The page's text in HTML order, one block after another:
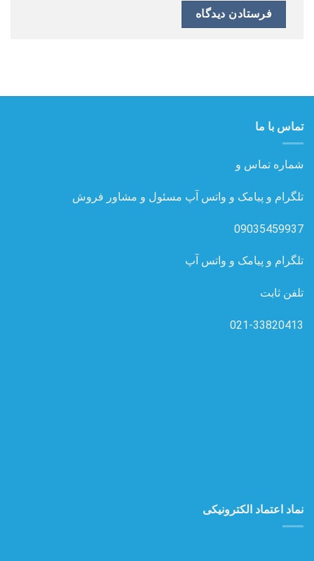
تماس با ما
شماره تماس و
تلگرام و پیامک و واتس آپ مسئول و مشاور فروش
09035459937
تلگرام و پیامک و واتس آپ
تلفن ثابت
021-33820413
نماد اعتماد الکترونیکی